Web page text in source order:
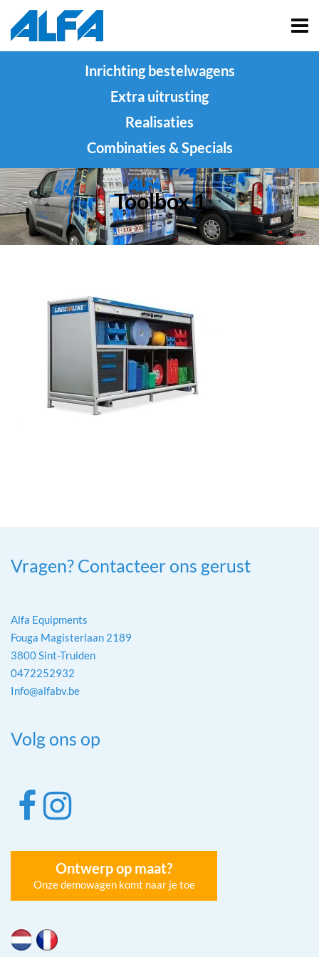
Inrichting bestelwagens
Extra uitrusting
Realisaties
Combinaties & Specials
Toolbox 1
Vragen? Contacteer ons gerust
Alfa Equipments
Fouga Magisterlaan 2189
3800 Sint-Truiden
0472252932
Info@alfabv.be
Volg ons op
Ontwerp op maat?
Onze demowagen komt naar je toe